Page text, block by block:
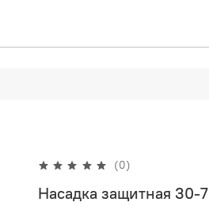
(0)
Насадка защитная 30-